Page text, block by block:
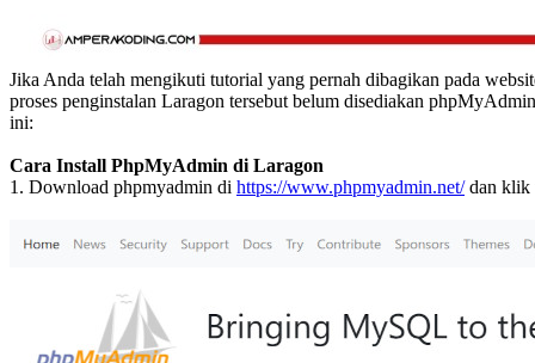
Jika Anda telah mengikuti tutorial yang pernah dibagikan pada
proses penginstalan Laragon tersebut belum disediakan
ini:
Cara Install PhpMyAdmin di Laragon
1. Download phpmyadmin di https://www.phpmyadmin.net/dan klik